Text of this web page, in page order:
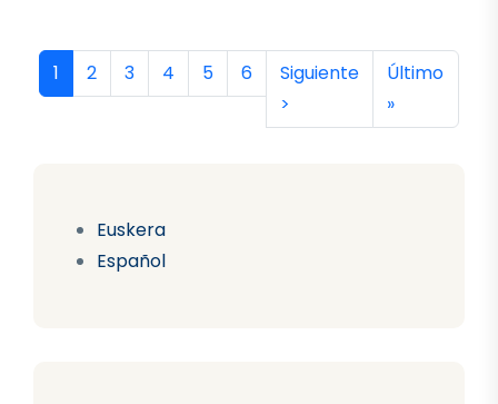
Euskera
Español
Paginación
Página actual
1 Página
2 Página
3 Página
4 Página
5 Página
6 Siguiente página
Siguiente
>
Última
Último
»